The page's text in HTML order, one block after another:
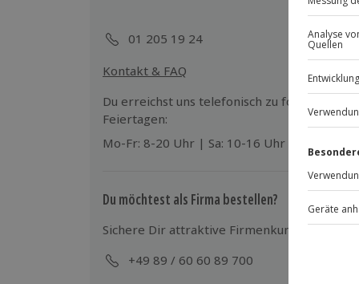
Ein normaler physischer und
Ausrüstung & Kleidung
Bitte bringe Badebekleidung und
Handtücher und Duschgel werden vor
Der Gutschein ist gültig für 1 Person.
01 205 19 24
Kontakt & FAQ
Du erreichst uns telefonisch zu folgenden
Feiertagen:
Mo-Fr: 8-20 Uhr | Sa: 10-16 Uhr
Du möchtest als Firma bestellen?
Sichere Dir attraktive Firmenkunden
+49 89 / 60 60 89 700